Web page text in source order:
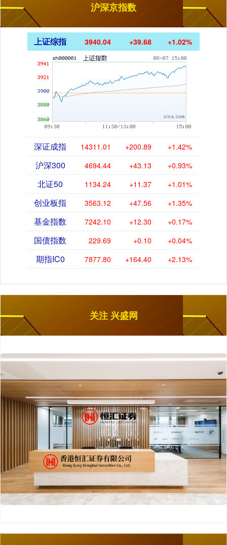
沪深京指数
上证综指 3940.04 +39.68 +1.02%
深证成指 14311.01 +200.89 +1.42%
沪深300 4694.44 +43.13 +0.93%
北证50 1134.24 +11.37 +1.01%
创业板指 3563.12 +47.56 +1.35%
基金指数 7242.10 +12.30 +0.17%
国债指数 229.69 +0.10 +0.04%
期指IC0 7877.80 +164.40 +2.13%
关注 兴盛网